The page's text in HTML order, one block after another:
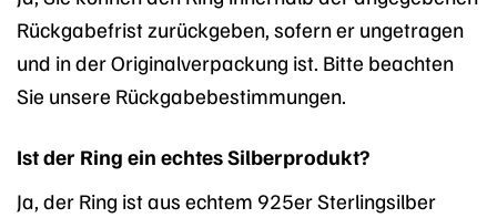
Rückgabefrist zurückgeben, sofern er ungetragen
und in der Originalverpackung ist. Bitte beachten
Sie unsere Rückgabebestimmungen.
Ist der Ring ein echtes Silberprodukt?
Ja, der Ring ist aus echtem 925er Sterlingsilber